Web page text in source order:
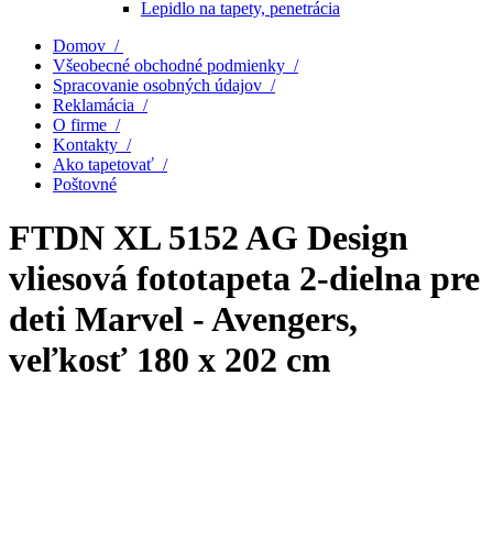
Lepidlo na tapety, penetrácia
Domov /
Všeobecné obchodné podmienky /
Spracovanie osobných údajov /
Reklamácia /
O firme /
Kontakty /
Ako tapetovať /
Poštovné
FTDN XL 5152 AG Design
vliesová fototapeta 2-dielna pre
deti Marvel - Avengers,
veľkosť 180 x 202 cm